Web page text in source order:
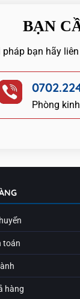
BẠN
bạn hãy
Phòng
toán
hàng